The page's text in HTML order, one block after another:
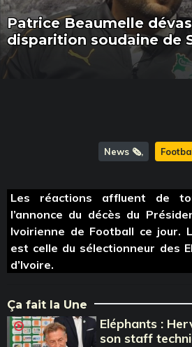
Patrice Beaumelle
disparition soudaine de
News 🗞️
Les réactions affluent de
l’annonce du décès du
Ivoirienne de Football ce jour.
est celle du sélectionneur des
d’Ivoire.
Ça fait la Une
Eléphants :
son staff